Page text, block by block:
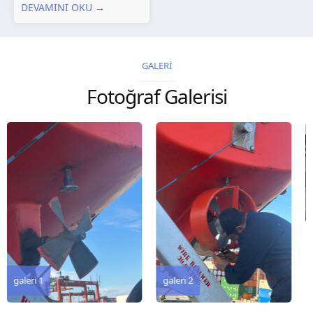
PUBLICATIONS New
remarks 67 Gulf of...
DEVAMINI OKU →
GALERİ
Fotoğraf Galerisi
galeri 2
galeri 3